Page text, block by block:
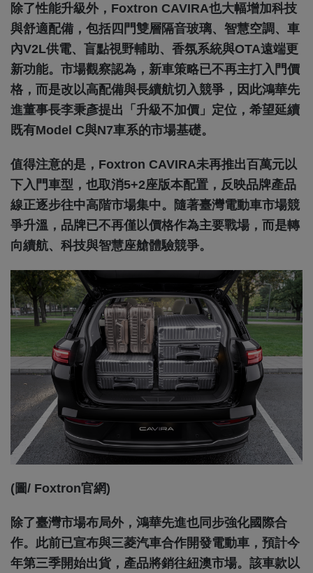
除了性能升級外，Foxtron CAVIRA也大幅增加科技
與舒適配備，包括四門雙層隔音玻璃、智慧空調、車
內V2L供電、盲點視野輔助、香氛系統與OTA遠端更
新功能。市場觀察認為，新車策略已不再主打入門價
格，而是改以高配備與長續航切入競爭，因此鴻華先
進董事長李秉彥提出「升級不加價」定位，希望延續
既有Model C與n7車系的市場基礎。
值得注意的是，Foxtron CAVIRA未再推出百萬元以
下入門車型，也取消5+2座版本配置，反映品牌產品
線正逐步往中高階市場集中。隨著臺灣電動車市場競
爭升溫，品牌已不再僅以價格作為主要戰場，而是轉
向續航、科技與智慧座艙體驗競爭。
(圖/ Foxtron官網)
除了臺灣市場布局外，鴻華先進也同步強化國際合
作。此前已宣布與三菱汽車合作開發電動車，預計今
年第三季開始出貨，產品將銷往紐澳市場。該車款以